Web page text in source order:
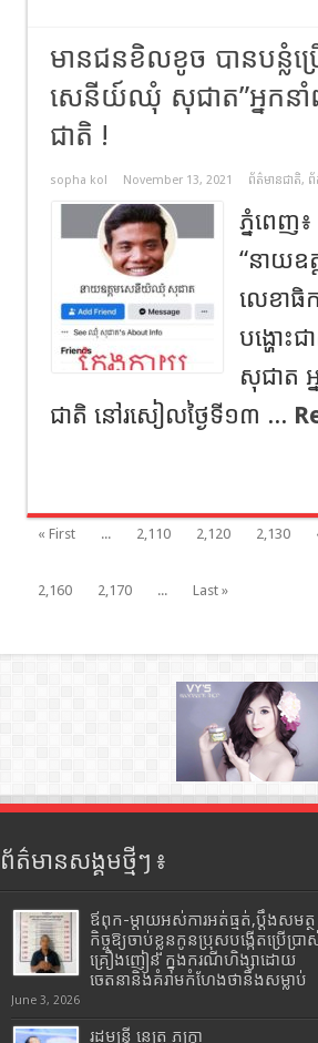
មានជនខិលខូច បានបន្លំប្
សេនីយ៍ឈុំ សុជាត”អ្នកនាំពា
ជាតិ !
sopha kol November 13, 2021 ព័ត៌មានជាតិ, ព័
ភ្នំពេញ
“នាយឧ
លេខាធិ
បង្ហោះ
សុជាត អ្
ជាតិ នៅរសៀលថ្ងៃទី១៣ ...
« First ... 2,110 2,120 2,130
2,160 2,170 ... Last »
ព័ត៌មានសង្គមថ្មីៗ ៖
ឪពុក-ម្ដាយអស់ការអត់ធ្មត់,ប្ដឹងសមត្ថ
កិច្ចឱ្យចាប់ខ្លួនកូនប្រុសបង្កើតប្រើប្រា
គ្រឿងញៀន ក្នុងករណីហិង្សាដោយ
ចេតនានិងគំរាមកំហែងថានឹងសម្លាប់
June 3, 2026
រដ្ឋមន្រ្តី​ នេត្រ​ ភក្ត្រា​